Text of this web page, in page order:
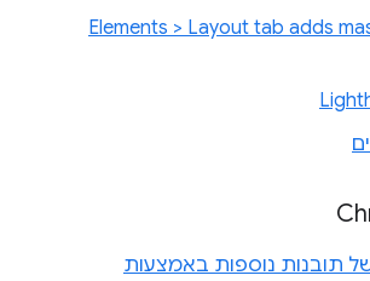
Elements > Layout tab adds
של תובנות נוספות באמצעות